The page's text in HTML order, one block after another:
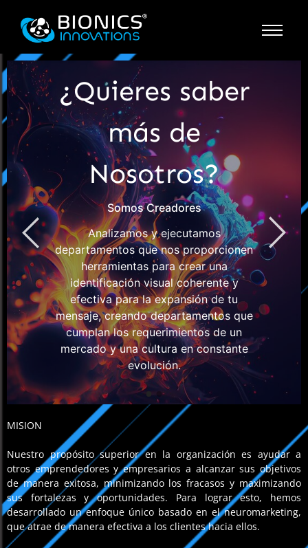
¿Quieres saber
más de
Nosotros?
Somos Creadores
Analizamos y ejecutamos
departamentos que nos proporcionen
herramientas para crear una
identificación visual coherente y
efectiva para la expansión de tu
mensaje, creando departamentos que
cumplan los requerimientos de un
mercado y una cultura en constante
evolución.
MISION
Nuestro propósito superior en la organización es ayudar a
otros emprendedores y empresarios a alcanzar sus objetivos
de manera exitosa, minimizando los fracasos y maximizando
sus fortalezas y oportunidades. Para lograr esto, hemos
desarrollado un enfoque único basado en el neuromarketing,
que atrae de manera efectiva a los clientes hacia ellos.